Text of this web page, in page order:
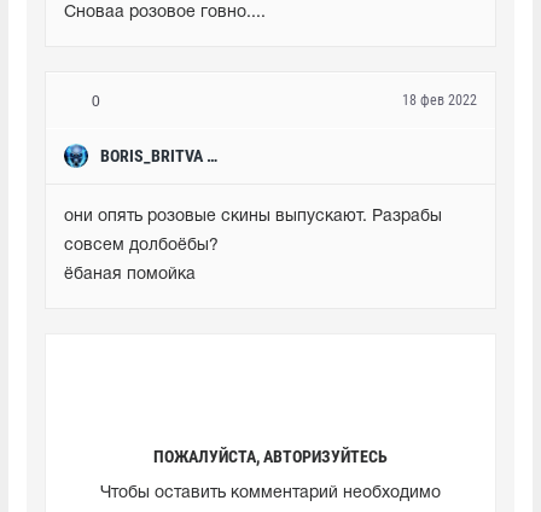
Сноваа розовое говно....
0
BORIS_BRITVA 31
18 фев 2022
они опять розовые скины выпускают. Разрабы
совсем долбоёбы?
ёбаная помойка
ПОЖАЛУЙСТА, АВТОРИЗУЙТЕСЬ
Чтобы оставить комментарий необходимо